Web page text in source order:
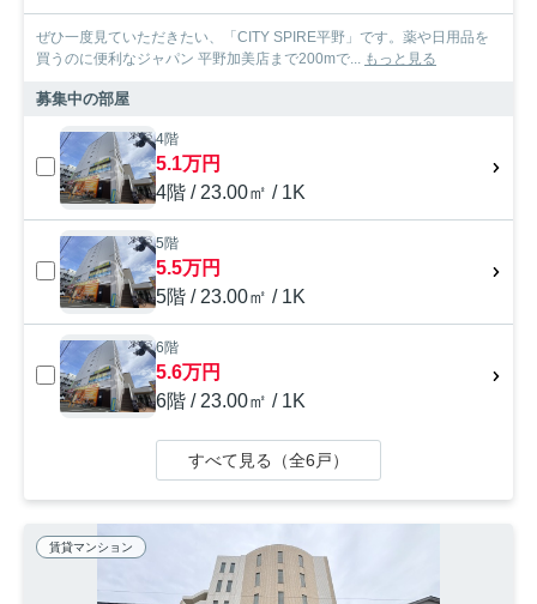
ぜひ一度見ていただきたい、「CITY SPIRE平野」です。薬や日用品を
買うのに便利なジャパン 平野加美店まで200mで... もっと見る
募集中の部屋
4階
5.1万円
4階 / 23.00㎡ / 1K
5階
5.5万円
5階 / 23.00㎡ / 1K
6階
5.6万円
6階 / 23.00㎡ / 1K
すべて見る（全6戸）
賃貸マンション